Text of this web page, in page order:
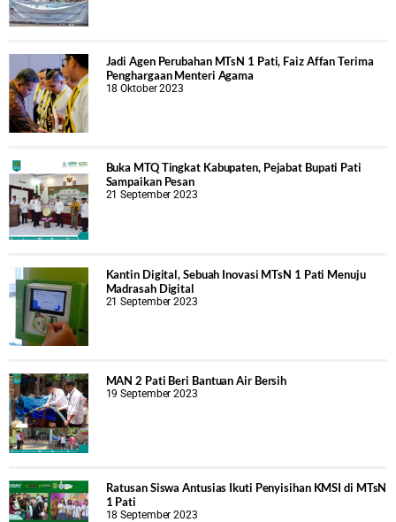
Jadi Agen Perubahan MTsN 1 Pati, Faiz Affan Terima
Penghargaan Menteri Agama
18 Oktober 2023
Buka MTQ Tingkat Kabupaten, Pejabat Bupati Pati
Sampaikan Pesan
21 September 2023
Kantin Digital, Sebuah Inovasi MTsN 1 Pati Menuju
Madrasah Digital
21 September 2023
MAN 2 Pati Beri Bantuan Air Bersih
19 September 2023
Ratusan Siswa Antusias Ikuti Penyisihan KMSI di MTsN
1 Pati
18 September 2023